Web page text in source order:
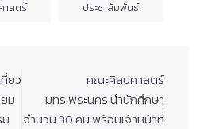
าสตร์
ประชาสัมพันธ์
ยว
ม
คณะศิลปศาสตร์
มทร.พระนคร นำนักศึกษา
จำนวน 30 คน พร้อมเจ้าหน้าที่